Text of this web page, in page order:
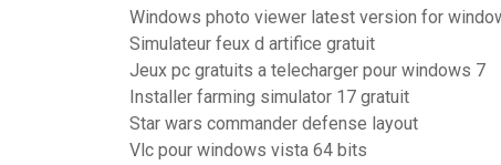
Windows photo viewer latest version for
Simulateur feux d artifice gratuit
Jeux pc gratuits a telecharger pour windows 7
Installer farming simulator 17 gratuit
Star wars commander defense layout
Vlc pour windows vista 64 bits